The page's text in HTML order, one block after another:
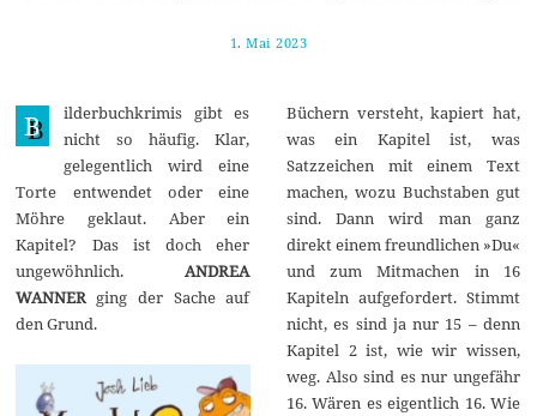
1. Mai 2023
i
0
2
3
B
ilderbuchkrimis gibt es
nicht so häufig. Klar,
gelegentlich wird eine
Torte entwendet oder eine
Möhre geklaut. Aber ein
Kapitel? Das ist doch eher
ungewöhnlich. ANDREA
WANNER ging der Sache auf
den Grund.
Büchern versteht, kapiert hat,
was ein Kapitel ist, was
Satzzeichen mit einem Text
machen, wozu Buchstaben gut
sind. Dann wird man ganz
direkt einem freundlichen »Du«
und zum Mitmachen in 16
Kapiteln aufgefordert. Stimmt
nicht, es sind ja nur 15 – denn
Kapitel 2 ist, wie wir wissen,
weg. Also sind es nur ungefähr
16. Wären es eigentlich 16. Wie